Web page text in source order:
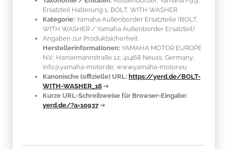
Ersatzteil Halterung 1, BOLT, WITH WASHER
Kategorie: Yamaha Außenborder Ersatzteile (BOLT,
WITH WASHER / Yamaha Außenborder Ersatzteil)
Angaben zur Produktsicherheit
Herstellerinformationen: YAMAHA MOTOR EUROPE
N.V.; Hansemannstraße 12; 41468 Neuss; Germany;
info@yamaha-motor.de; www.yamaha-motor.eu
Kanonische (offizielle) URL: https://yerd.de/BOLT-
WITH-WASHER_16 ➔
Kurze URL-Schreibweise für Browser-Eingabe:
yerd.de/?a=10937 ➔